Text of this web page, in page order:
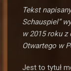
Tekst
Schauspiel”
w 2015 roku z
Otwartego w
Jest to tytuł